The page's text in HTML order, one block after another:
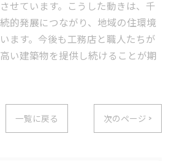
せています。こうした動きは、千
的発展につながり、地域の住環境
ます。今後も工務店と職人たちが
い建築物を提供し続けることが期
一覧に戻る 次のページ >